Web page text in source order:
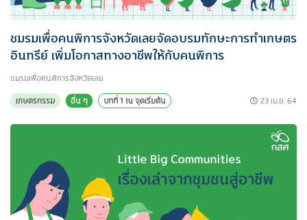
ชมรมเพื่อคนพิการจังหวัดเลยจัดอบรมทักษะการทำเกษตร
อินทรีย์ เพิ่มโอกาสทางอาชีพให้กับคนพิการ
ชมรมเพื่อคนพิการจังหวัดเลย
เกษตรกรรม
อื่น ๆ บทที่ 1 ณ จุดเริ่มต้น 23 เม.ย. 64